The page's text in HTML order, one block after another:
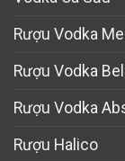
Rượu Vodka
Rượu Vodka
Rượu Vodka
Rượu Halico